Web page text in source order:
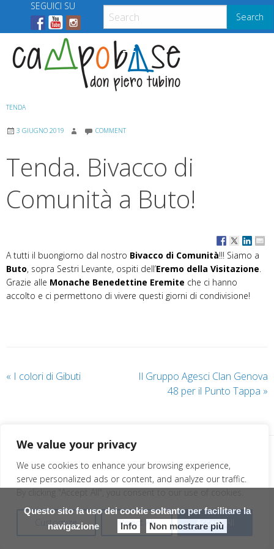
We value your privacy
We use cookies to enhance your browsing experience,
serve personalized ads or content, and analyze our traffic.
Customize Reject All Accept All
Questo sito fa uso dei cookie soltanto per facilitare la
navigazione
Info Non mostrare più
content
Search
SEGUICI SU
Menu
TENDA
3 GIUGNO 2019 COMMENT
Tenda. Bivacco di
Comunità a Buto!
A tutti il buongiorno dal nostro Bivacco di Comunità!!! Siamo a
Buto, sopra Sestri Levante, ospiti dell’Eremo della Visitazione.
Grazie alle Monache Benedettine Eremite che ci hanno
accolto e ci permettono di vivere questi giorni di condivisione!
« I colori di Gibuti
Il Gruppo Agesci Clan Genova
48 per il Punto Tappa »